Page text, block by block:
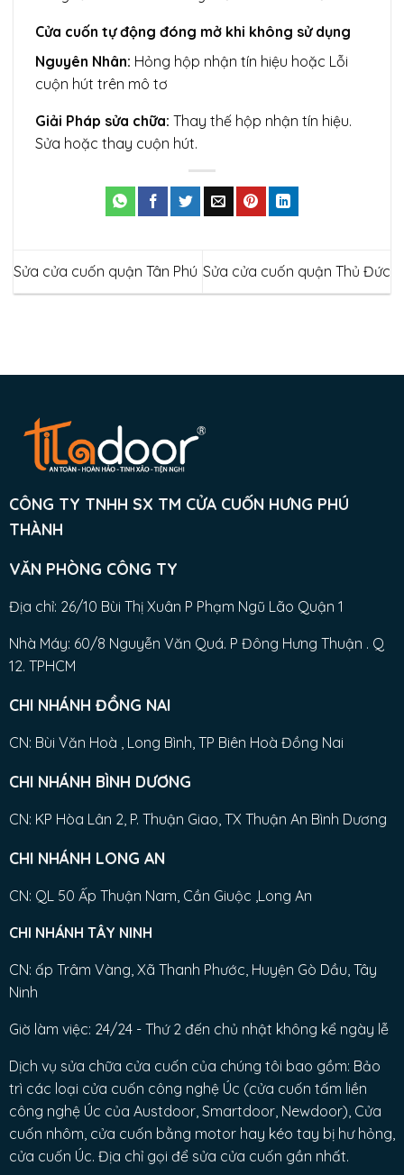
Cửa cuốn tự động đóng mở khi không sử dụng
Nguyên Nhân: Hỏng hộp nhận tín hiệu hoặc Lỗi
cuộn hút trên mô tơ
Giải Pháp sửa chữa: Thay thế hộp nhận tín hiệu.
Sửa hoặc thay cuộn hút.
Sửa cửa cuốn quận Tân Phú Sửa cửa cuốn quận Thủ Đức
CÔNG TY TNHH SX TM CỬA CUỐN HƯNG PHÚ
THÀNH
VĂN PHÒNG CÔNG TY
Địa chỉ: 26/10 Bùi Thị Xuân P Phạm Ngũ Lão Quận 1
Nhà Máy: 60/8 Nguyễn Văn Quá. P Đông Hưng Thuận . Q
12. TPHCM
CHI NHÁNH ĐỒNG NAI
CN: Bùi Văn Hoà , Long Bình, TP Biên Hoà Đồng Nai
CHI NHÁNH BÌNH DƯƠNG
CN: KP Hòa Lân 2, P. Thuận Giao, TX Thuận An Bình Dương
CHI NHÁNH LONG AN
CN: QL 50 Ấp Thuận Nam, Cần Giuộc ,Long An
CHI NHÁNH TÂY NINH
CN: ấp Trâm Vàng, Xã Thanh Phước, Huyện Gò Dầu, Tây
Ninh
Giờ làm việc: 24/24 - Thứ 2 đến chủ nhật không kể ngày lễ
Dịch vụ sửa chữa cửa cuốn của chúng tôi bao gồm: Bảo
trì các loại cửa cuốn công nghệ Úc (cửa cuốn tấm liền
công nghệ Úc của Austdoor, Smartdoor, Newdoor), Cửa
cuốn nhôm, cửa cuốn bằng motor hay kéo tay bị hư hỏng,
cửa cuốn Úc. Địa chỉ gọi để sửa cửa cuốn gần nhất.